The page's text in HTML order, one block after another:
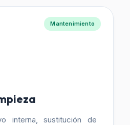
Mantenimiento
interna, sustitución de